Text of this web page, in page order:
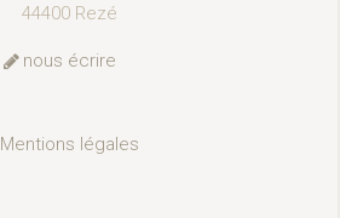
44400 Rezé
nous écrire
Mentions légales